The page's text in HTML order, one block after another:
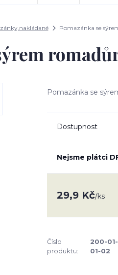
Pomazánka se
Pomazánka se
Dostupnost
Nejsme plátci
29,9 Kč/ks
Číslo
produktu:
200-
01-02